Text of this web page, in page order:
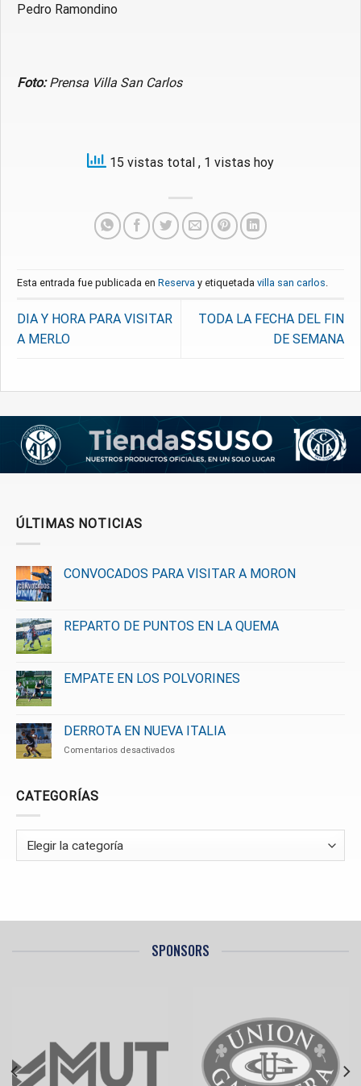
Pedro Ramondino
Foto:Prensa Villa San Carlos
15 vistas total , 1 vistas hoy
Esta entrada fue publicada en Reserva y etiquetada villa san carlos.
DIA Y HORA PARA VISITAR
A MERLO
TODA LA FECHA DEL FIN
DE SEMANA
ÚLTIMAS NOTICIAS
CONVOCADOS PARA VISITAR A MORON
REPARTO DE PUNTOS EN LA QUEMA
EMPATE EN LOS POLVORINES
DERROTA EN NUEVA ITALIA
Comentarios desactivadosen
CATEGORÍAS
Categorías
SPONSORS